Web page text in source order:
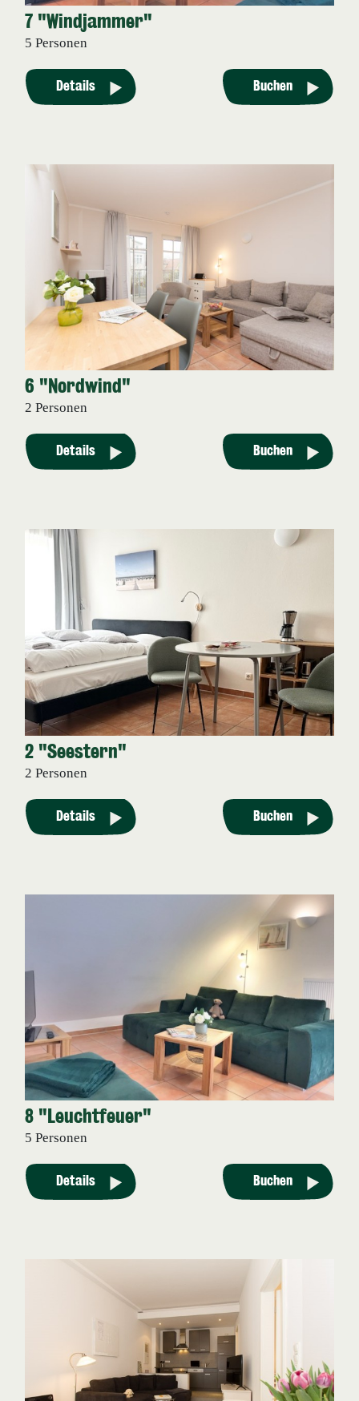
7 "Windjammer"
5 Personen
Details Buchen
6 "Nordwind"
2 Personen
Details Buchen
2 "Seestern"
2 Personen
Details Buchen
8 "Leuchtfeuer"
5 Personen
Details Buchen